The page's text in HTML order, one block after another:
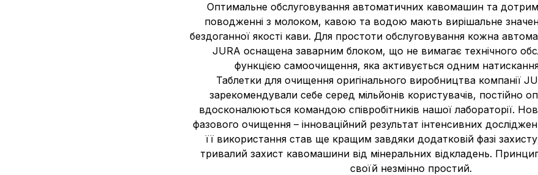
Оптимальне обслуговування автоматичних кавомашин та
поводженні з молоком, кавою та водою мають вирішальне
бездоганної якості кави. Для простоти обслуговування кожна
JURA оснащена заварним блоком, що не вимагає технічного
функцією самоочищення, яка активується одним
Таблетки для очищення оригінального виробництва компанії
зарекомендували себе серед мільйонів користувачів, постійно
вдосконалюються командою співробітників нашої лабораторії.
фазового очищення – інноваційний результат інтенсивних
її використання став ще кращим завдяки додатковій фазі
тривалий захист кавомашини від мінеральних відкладень.
своїй незмінно простий.